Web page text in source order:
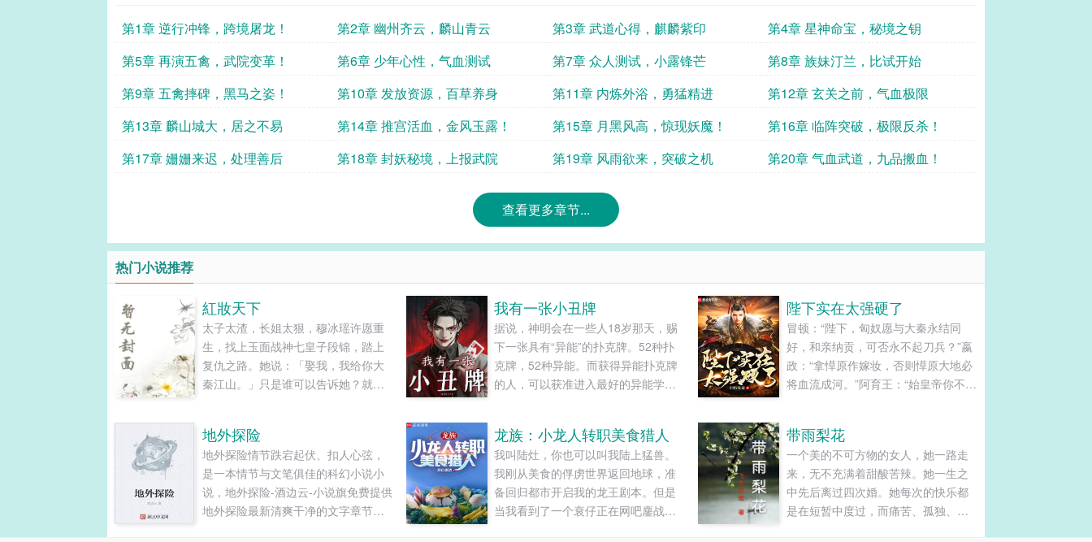
第1章 逆行冲锋，跨境屠龙！ 第2章 幽州齐云，麟山青云 第3章 武道心得，麒麟紫印
第4章 星神命宝，秘境之钥
第5章 再演五禽，武院变革！
第6章 少年心性，气血测试 第7章 众人测试，小露锋芒
第8章 族妹汀兰，比试开始
第9章 五禽摔碑，黑马之姿！
第10章 发放资源，百草养身 第11章 内炼外浴，勇猛精进
第12章 玄关之前，气血极限
第13章 麟山城大，居之不易
第14章 推宫活血，金风玉露！ 第15章 月黑风高，惊现妖魔！
第16章 临阵突破，极限反杀！
第17章 姗姗来迟，处理善后
第18章 封妖秘境，上报武院 第19章 风雨欲来，突破之机 第20章 气血武道，九品搬血！
查看更多章节...
热门小说推荐
紅妝天下
太子太渣，长姐太狠，穆冰瑶许愿重
生，找上玉面战神七皇子段锦，踏上
复仇之路。她说：「娶我，我给你大
秦江山。」只是谁可以告诉她？就在
爱、花见花开的大妖孽？是前世注定
如此，还是老天补偿她的幸福？这复
仇兼追求幸福之路，从拿下「天下第
一红妆」开始。...
我有一张小丑牌
据说，神明会在一些人18岁那天，赐
下一张具有“异能”的扑克牌。52种扑
克牌，52种异能。而获得异能扑克牌
的人，可以获准进入最好的异能学
获得金钱！而某处，一个少年拿着自
己的扑克牌，将所有52种异能用了个
遍。所有人震惊失色。“你是啥牌啊？”
少年看了看：......
陛下实在太强硬了
冒顿：“陛下，匈奴愿与大秦永结同
好，和亲纳贡，可否永不起刀兵？”嬴
政：“拿愺原作嫁妆，否则愺原大地必
将血流成河。”阿育王：“始皇帝你不要
狗吧！”凯撒：“罗马人宁可站着死，绝
不跪着生。”嬴政：“想多了，跪着也要
死。”艳后：“政哥哥，我想给你生猴
子。”嬴......
地外探险
地外探险情节跌宕起伏、扣人心弦，
是一本情节与文笔俱佳的科幻小说小
说，地外探险-酒边云-小说旗免费提供
地外探险最新清爽干净的文字章节在
龙族：小龙人转职美食猎人
我叫陆灶，你也可以叫我陆上猛兽。
我刚从美食的俘虏世界返回地球，准
备回归都市开启我的龙王剧本。但是
当我看到了一个衰仔正在网吧鏖战星
带雨梨花
一个美的不可方物的女人，她一路走
来，无不充满着甜酸苦辣。她一生之
中先后离过四次婚。她每次的快乐都
是在短暂中度过，而痛苦、孤独、沉